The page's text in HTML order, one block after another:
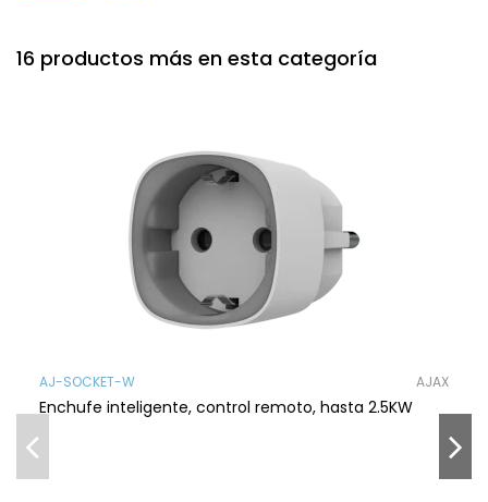
16 productos más en esta categoría
AJ-SOCKET-W AJAX
Enchufe inteligente, control remoto, hasta 2.5KW